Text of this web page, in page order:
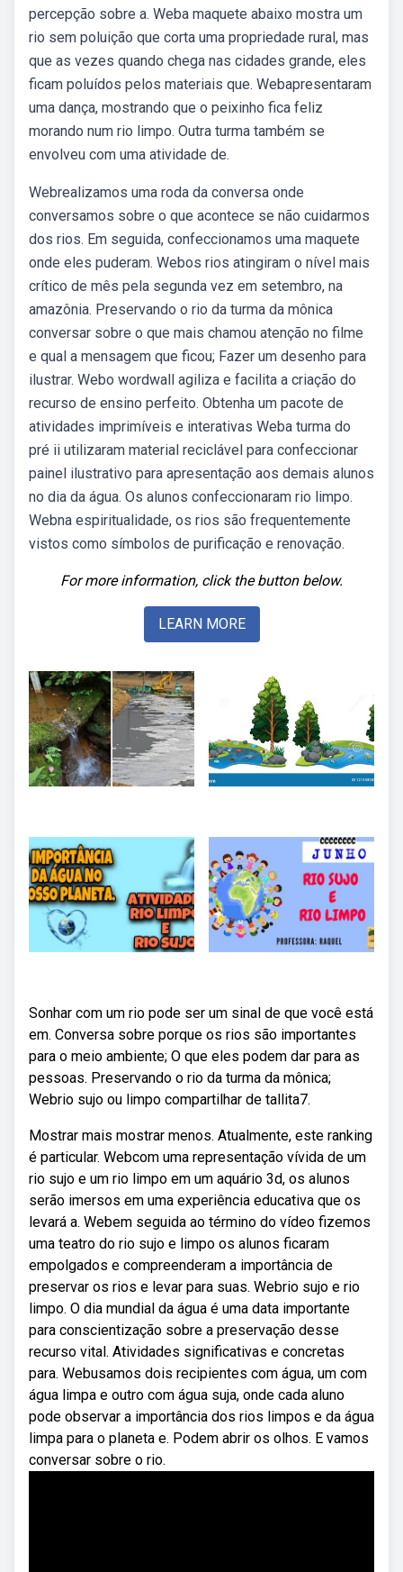
percepção sobre a. Weba maquete abaixo mostra um
rio sem poluição que corta uma propriedade rural, mas
que as vezes quando chega nas cidades grande, eles
ficam poluídos pelos materiais que. Webapresentaram
uma dança, mostrando que o peixinho fica feliz
morando num rio limpo. Outra turma também se
envolveu com uma atividade de.
Webrealizamos uma roda da conversa onde
conversamos sobre o que acontece se não cuidarmos
dos rios. Em seguida, confeccionamos uma maquete
onde eles puderam. Webos rios atingiram o nível mais
crítico de mês pela segunda vez em setembro, na
amazônia. Preservando o rio da turma da mônica
conversar sobre o que mais chamou atenção no filme
e qual a mensagem que ficou; Fazer um desenho para
ilustrar. Webo wordwall agiliza e facilita a criação do
recurso de ensino perfeito. Obtenha um pacote de
atividades imprimíveis e interativas Weba turma do
pré ii utilizaram material reciclável para confeccionar
painel ilustrativo para apresentação aos demais alunos
no dia da água. Os alunos confeccionaram rio limpo.
Webna espiritualidade, os rios são frequentemente
vistos como símbolos de purificação e renovação.
For more information, click the button below.
LEARN MORE
Sonhar com um rio pode ser um sinal de que você está
em. Conversa sobre porque os rios são importantes
para o meio ambiente; O que eles podem dar para as
pessoas. Preservando o rio da turma da mônica;
Webrio sujo ou limpo compartilhar de tallita7.
Mostrar mais mostrar menos. Atualmente, este ranking
é particular. Webcom uma representação vívida de um
rio sujo e um rio limpo em um aquário 3d, os alunos
serão imersos em uma experiência educativa que os
levará a. Webem seguida ao término do vídeo fizemos
uma teatro do rio sujo e limpo os alunos ficaram
empolgados e compreenderam a importância de
preservar os rios e levar para suas. Webrio sujo e rio
limpo. O dia mundial da água é uma data importante
para conscientização sobre a preservação desse
recurso vital. Atividades significativas e concretas
para. Webusamos dois recipientes com água, um com
água limpa e outro com água suja, onde cada aluno
pode observar a importância dos rios limpos e da água
limpa para o planeta e. Podem abrir os olhos. E vamos
conversar sobre o rio.